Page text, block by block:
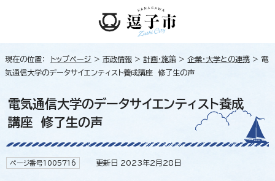
現在の位置： トップページ > 市政情報 > 計画・施策 > 企業・大学との連携 > 電
気通信大学のデータサイエンティスト養成講座 修了生の声
電気通信大学のデータサイエンティスト養成
講座 修了生の声
ページ番号1005716 更新日 2023年2月28日